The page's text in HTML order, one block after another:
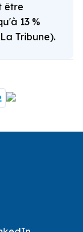
être
13 %
Tribune).